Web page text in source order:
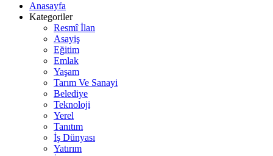
Anasayfa
Kategoriler
Resmî İlan
Asayiş
Eğitim
Emlak
Yaşam
Tarım Ve Sanayi
Belediye
Teknoloji
Yerel
Tanıtım
İş Dünyası
Yatırım